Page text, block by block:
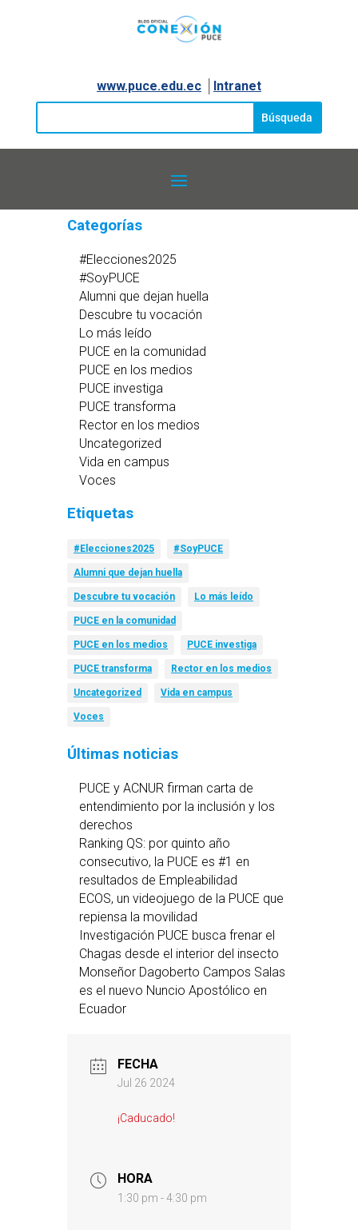
www.puce.edu.ec│ Intranet
Categorías
#Elecciones2025
#SoyPUCE
Alumni que dejan huella
Descubre tu vocación
Lo más leído
PUCE en la comunidad
PUCE en los medios
PUCE investiga
PUCE transforma
Rector en los medios
Uncategorized
Vida en campus
Voces
Etiquetas
#Elecciones2025 #SoyPUCE
Alumni que dejan huella
Descubre tu vocación Lo más leído
PUCE en la comunidad
PUCE en los medios PUCE investiga
PUCE transforma Rector en los medios
Uncategorized Vida en campus
Voces
Últimas noticias
PUCE y ACNUR firman carta de
entendimiento por la inclusión y los
derechos
Ranking QS: por quinto año
consecutivo, la PUCE es #1 en
resultados de Empleabilidad
ECOS, un videojuego de la PUCE que
repiensa la movilidad
Investigación PUCE busca frenar el
Chagas desde el interior del insecto
Monseñor Dagoberto Campos Salas
es el nuevo Nuncio Apostólico en
Ecuador
FECHA
Jul 26 2024
¡Caducado!
HORA
1:30 pm - 4:30 pm